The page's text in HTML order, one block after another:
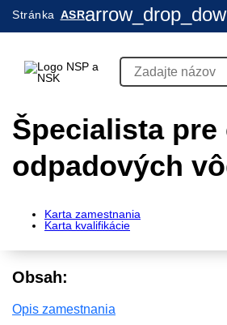
Stránka ASR
Špecialista pre
odpadových
Karta zamestnania
Karta kvalifikácie
Obsah:
Opis zamestnania